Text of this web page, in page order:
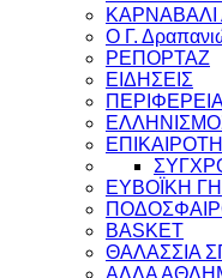
ΚΑΡΝΑΒΑΛΙ
Ο Γ.
ΡΕΠΟΡΤΑΖ
ΕΙΔΗΣΕΙΣ
ΕΥΒΟΪΚΗ ΓΗ
BASKET
ΘΑΛΑΣΣΙΑ
ΑΛΛΑ